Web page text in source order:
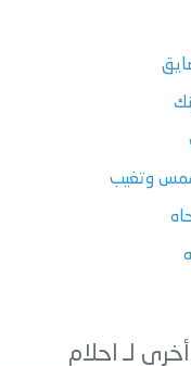
وتغيب
لـ احلام